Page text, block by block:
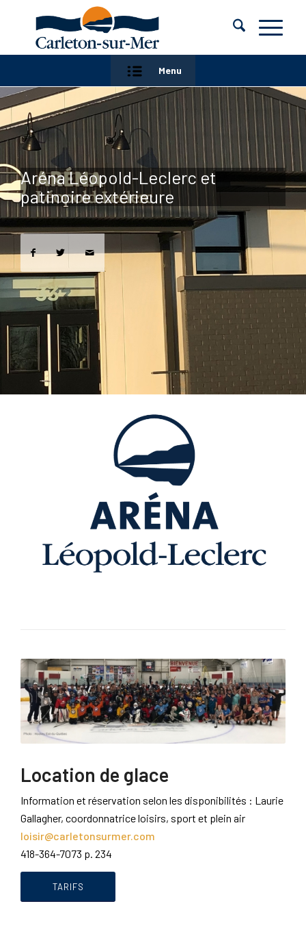
Menu
Aréna Léopold-Leclerc et
patinoire extérieure
Location de glace
Information et réservation selon les disponibilités : Laurie
Gallagher, coordonnatrice loisirs, sport et plein air
loisir@carletonsurmer.com
418-364-7073 p. 234
TARIFS